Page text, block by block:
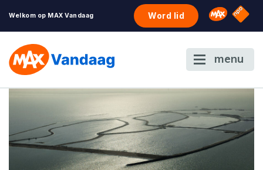
Welkom op MAX Vandaag Word lid Omroep
NPO
menu